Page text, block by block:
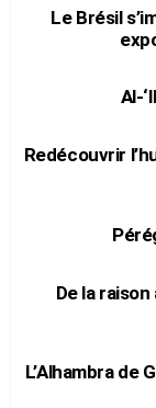
Le Brésil
Al-
Redécouvrir
De la
L’Alhambra de